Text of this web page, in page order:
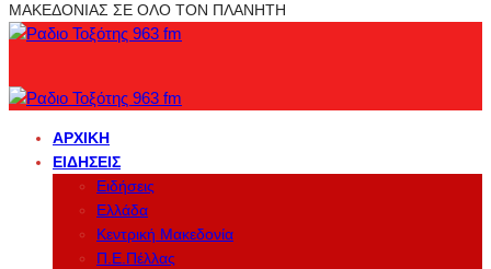
ΜΑΚΕΔΟΝΙΑΣ ΣΕ ΟΛΟ ΤΟΝ ΠΛΑΝΗΤΗ
ΑΡΧΙΚΉ
ΕΙΔΉΣΕΙΣ
Ειδήσεις
Ελλάδα
Κεντρική Μακεδονία
Π.Ε.Πέλλας